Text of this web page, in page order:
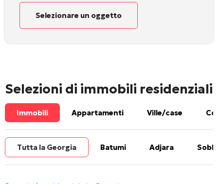
Selezionare un oggetto
Selezioni di immobili residenziali
Immobili Appartamenti Ville/case
Tutta la Georgia Batumi Adjara